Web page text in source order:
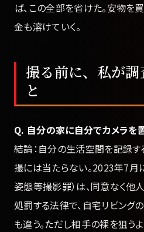
ば、この全部を省けた。安物を
金も溶けていく。
撮る前に、私が
と
Q. 自分の家に自分でカメラを
結論：自分の生活空間を記録
撮には当たらない。2023年7月
姿態等撮影罪）は、同意なく
処罰する法律で、自宅リビン
も違う。ただし相手の裸を狙う